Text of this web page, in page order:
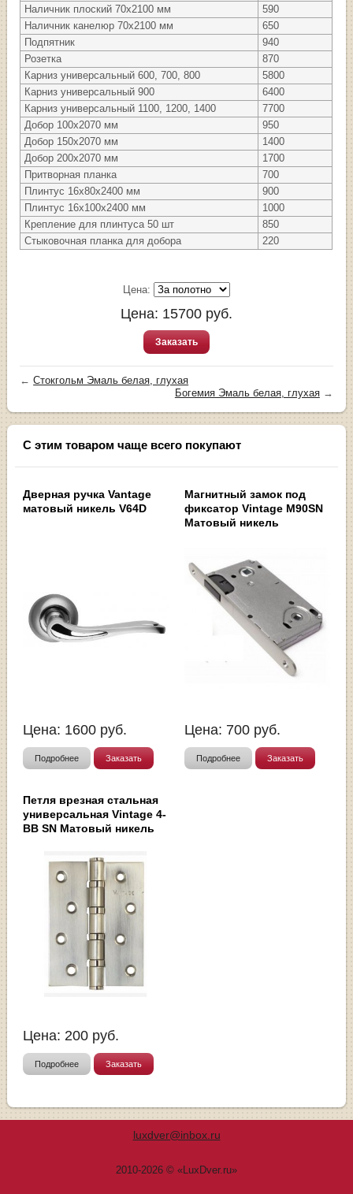
Наличник плоский 70х2100 мм
590
Наличник канелюр 70х2100 мм
650
Подпятник
940
Розетка
870
Карниз универсальный 600, 700, 800
5800
Карниз универсальный 900
6400
Карниз универсальный 1100, 1200, 1400
7700
Добор 100х2070 мм
950
Добор 150х2070 мм
1400
Добор 200х2070 мм
1700
Притворная планка
700
Плинтус 16х80х2400 мм
900
Плинтус 16х100х2400 мм
1000
Крепление для плинтуса 50 шт
850
Стыковочная планка для добора
220
Цена:
Цена: 15700 руб.
Заказать
←Стокгольм Эмаль белая, глухая
Богемия Эмаль белая, глухая→
С этим товаром чаще всего покупают
Дверная ручка Vantage
матовый никель V64D
Цена: 1600 руб.
Подробнее Заказать
Магнитный замок под
фиксатор Vintage M90SN
Матовый никель
Цена: 700 руб.
Подробнее Заказать
Петля врезная стальная
универсальная Vintage 4-
BB SN Матовый никель
Цена: 200 руб.
Подробнее Заказать
luxdver@inbox.ru
2010-2026 © «LuxDver.ru»